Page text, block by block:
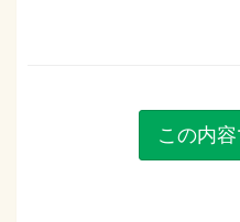
この内